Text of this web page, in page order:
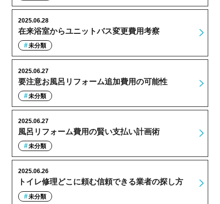
在来浴室からユニットバス変更費用考察
2025.06.28
未分類
要注意お風呂リフォーム追加費用の可能性
2025.06.27
未分類
風呂リフォーム費用の賢い支払い計画術
2025.06.27
未分類
トイレ修理どこに頼む信頼できる業者の探し方
2025.06.26
未分類